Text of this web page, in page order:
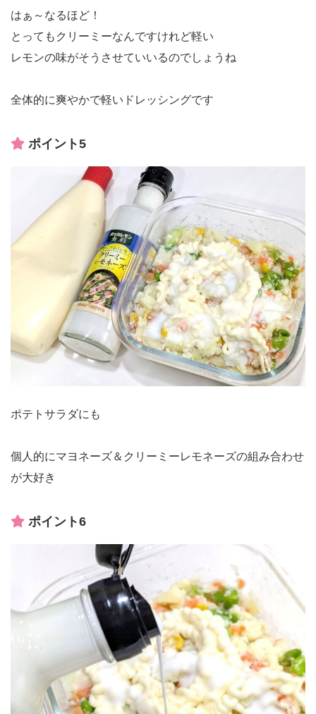
はぁ～なるほど！
とってもクリーミーなんですけれど軽い
レモンの味がそうさせていいるのでしょうね
全体的に爽やかで軽いドレッシングです
ポイント5
ポテトサラダにも
個人的にマヨネーズ＆クリーミーレモネーズの組み合わせ
が大好き
ポイント6